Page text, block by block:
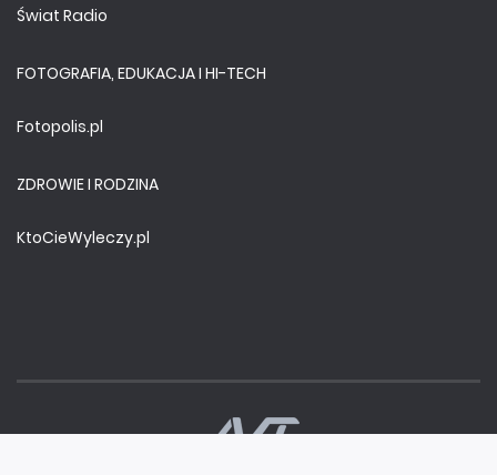
Świat Radio
FOTOGRAFIA, EDUKACJA I HI-TECH
Fotopolis.pl
ZDROWIE I RODZINA
KtoCieWyleczy.pl